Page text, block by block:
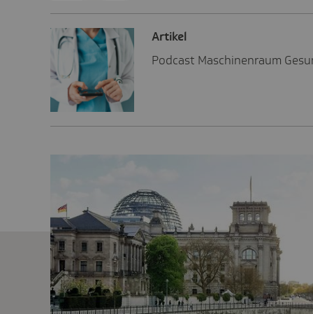
Artikel
Podcast Maschinenraum